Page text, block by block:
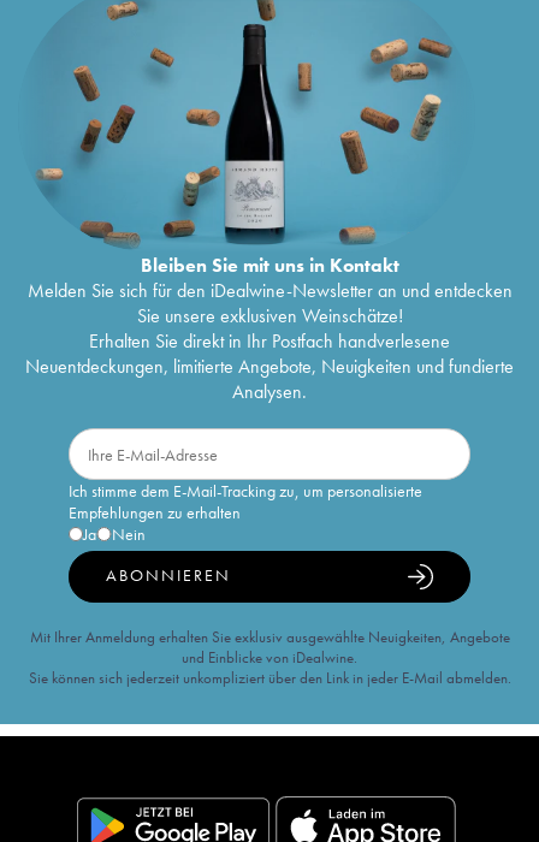
Bleiben Sie mit uns in Kontakt
Melden Sie sich für den iDealwine-Newsletter an und entdecken
Sie unsere exklusiven Weinschätze!
Erhalten Sie direkt in Ihr Postfach handverlesene
Neuentdeckungen, limitierte Angebote, Neuigkeiten und fundierte
Analysen.
Ich stimme dem E-Mail-Tracking zu, um personalisierte
Empfehlungen zu erhalten
Ja
Nein
ABONNIEREN
Mit Ihrer Anmeldung erhalten Sie exklusiv ausgewählte Neuigkeiten, Angebote
und Einblicke von iDealwine.
Sie können sich jederzeit unkompliziert über den Link in jeder E-Mail abmelden.